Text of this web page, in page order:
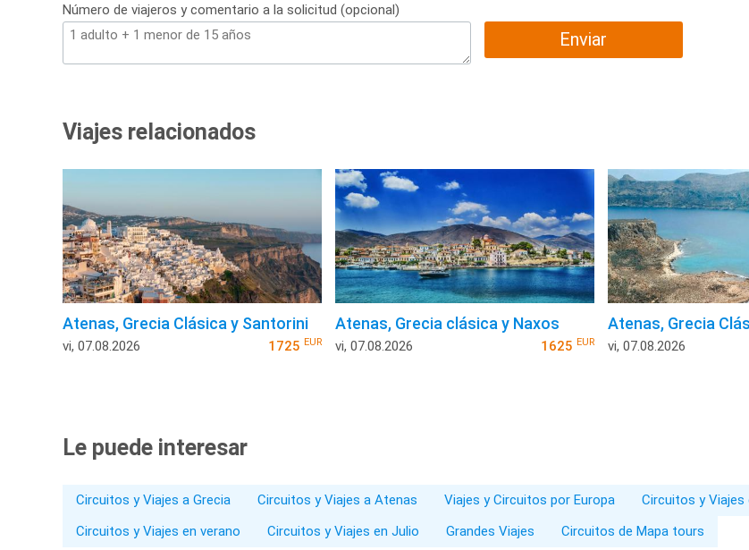
Número de viajeros y comentario a la solicitud (opcional)
Enviar
Viajes relacionados
Atenas, Grecia Clásica y Santorini
vi, 07.08.2026 1725 EUR
Atenas, Grecia clásica y Naxos
vi, 07.08.2026 1625 EUR
Atenas, Grecia
vi, 07.08.2026
Le puede interesar
Circuitos y Viajes a Grecia Circuitos y Viajes a Atenas Viajes y Circuitos por Europa Circuitos y Viajes
Circuitos y Viajes en verano
Circuitos y Viajes en Julio Grandes Viajes Circuitos de Mapa tours